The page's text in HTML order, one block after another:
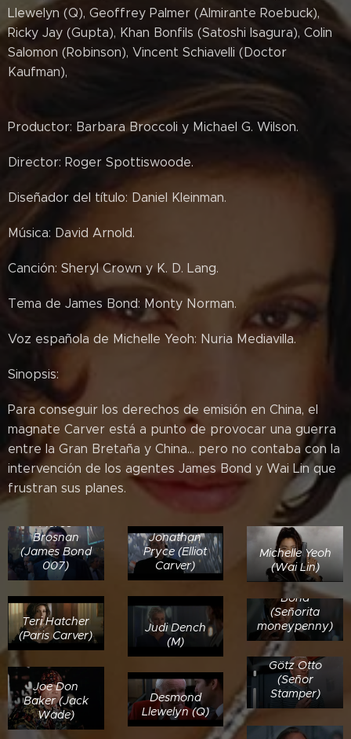
Llewelyn (Q), Geoffrey Palmer (Almirante Roebuck),
Ricky Jay (Gupta), Khan Bonfils (Satoshi Isagura), Colin
Salomon (Robinson), Vincent Schiavelli (Doctor
Kaufman),
Productor: Barbara Broccoli y Michael G. Wilson.
Director: Roger Spottiswoode.
Diseñador del título: Daniel Kleinman.
Música: David Arnold.
Canción: Sheryl Crown y K. D. Lang.
Tema de James Bond: Monty Norman.
Voz española de Michelle Yeoh: Nuria Mediavilla.
Sinopsis:
Para conseguir los derechos de emisión en China, el
magnate Carver está a punto de provocar una guerra
entre la Gran Bretaña y China... pero no contaba con la
intervención de los agentes James Bond y Wai Lin que
frustran sus planes.
Pierce
Brosnan
(James Bond
007)
Jonathan
Pryce (Elliot
Carver)
Michelle Yeoh
(Wai Lin)
Teri Hatcher
(Paris Carver)
Judi Dench
(M)
Samantha
Bond
(Señorita
moneypenny)
Götz Otto
(Señor
Stamper)
Joe Don
Baker (Jack
Wade)
Desmond
Llewelyn (Q)